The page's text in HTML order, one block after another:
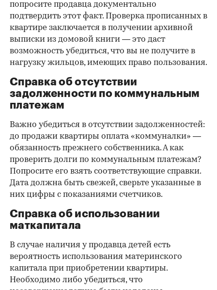
попросите продавца документально
подтвердить этот факт. Проверка прописанных в
квартире заключается в получении архивной
выписки из домовой книги — это даст
возможность убедиться, что вы не получите в
нагрузку жильцов, имеющих право пользования.
Справка об отсутствии
задолженности по коммунальным
платежам
Важно убедиться в отсутствии задолженностей:
до продажи квартиры оплата «коммуналки» —
обязанность прежнего собственника. А как
проверить долги по коммунальным платежам?
Попросите его взять соответствующие справки.
Дата должна быть свежей, сверьте указанные в
них цифры с показаниями счетчиков.
Справка об использовании
маткапитала
В случае наличия у продавца детей есть
вероятность использования материнского
капитала при приобретении квартиры.
Необходимо либо убедиться, что